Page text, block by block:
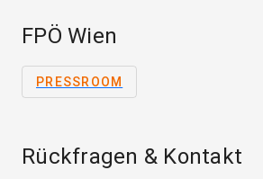
FPÖ Wien
PRESSROOM
Rückfragen & Kontakt